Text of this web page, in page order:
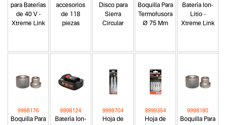
para Baterías
de 40 V -
Xtreme Link
accesorios
de 118
piezas
Disco para
Sierra
Circular
Boquilla Para
Termofusora
Ø 75 Mm
Batería Ion-
Litio -
Xtreme Link
Boquilla Para
9998176
Batería Ion-
9998124
Hoja de
9999704
Hoja de
9999354
Boquilla Para
9998180